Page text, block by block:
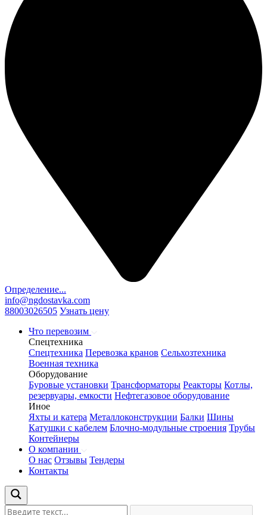
Определение...
info@ngdostavka.com
88003026505 Узнать цену
Что перевозим
Спецтехника
Спецтехника Перевозка кранов Сельхозтехника
Военная техника
Оборудование
Буровые установки Трансформаторы Реакторы Котлы,
резервуары, емкости Нефтегазовое оборудование
Иное
Яхты и катера Металлоконструкции Балки Шины
Катушки с кабелем Блочно-модульные строения Трубы
Контейнеры
О компании
О нас Отзывы Тендеры
Контакты